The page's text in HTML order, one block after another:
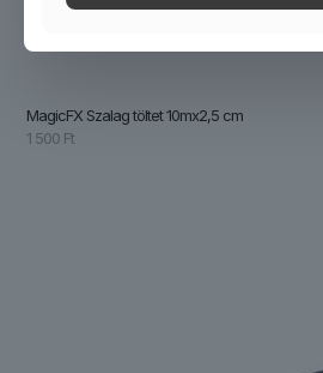
MagicFX Szalag töltet 10mx2,5 cm
1 500 Ft